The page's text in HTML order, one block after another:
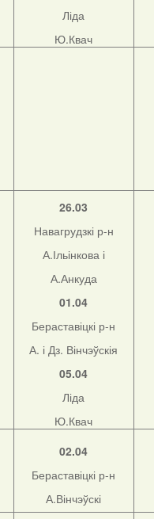
Ліда
Ю.Квач
26.03
Навагрудзкі р-н
А.Ільінкова і
А.Анкуда
01.04
Бераставіцкі р-н
А. і Дз. Вінчэўскія
05.04
Ліда
Ю.Квач
02.04
Бераставіцкі р-н
А.Вінчэўскі